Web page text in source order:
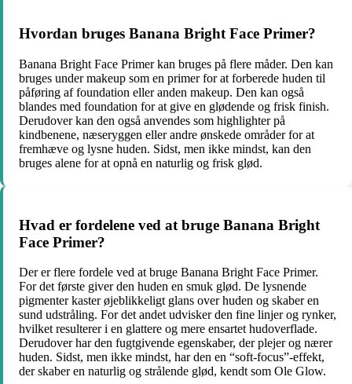
Hvordan bruges Banana Bright Face Primer?
Banana Bright Face Primer kan bruges på flere måder. Den kan
bruges under makeup som en primer for at forberede huden til
påføring af foundation eller anden makeup. Den kan også
blandes med foundation for at give en glødende og frisk finish.
Derudover kan den også anvendes som highlighter på
kindbenene, næseryggen eller andre ønskede områder for at
fremhæve og lysne huden. Sidst, men ikke mindst, kan den
bruges alene for at opnå en naturlig og frisk glød.
Hvad er fordelene ved at bruge Banana Bright
Face Primer?
Der er flere fordele ved at bruge Banana Bright Face Primer.
For det første giver den huden en smuk glød. De lysnende
pigmenter kaster øjeblikkeligt glans over huden og skaber en
sund udstråling. For det andet udvisker den fine linjer og rynker,
hvilket resulterer i en glattere og mere ensartet hudoverflade.
Derudover har den fugtgivende egenskaber, der plejer og nærer
huden. Sidst, men ikke mindst, har den en “soft-focus”-effekt,
der skaber en naturlig og strålende glød, kendt som Ole Glow.